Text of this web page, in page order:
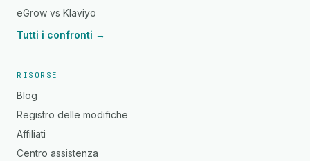
eGrow vs Klaviyo
Tutti i confronti →
RISORSE
Blog
Registro delle modifiche
Affiliati
Centro assistenza